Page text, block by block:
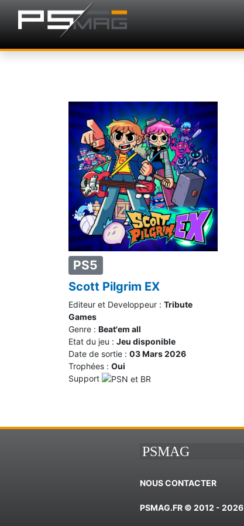
PS5
Scott Pilgrim EX
Editeur et Developpeur : Tribute
Games
Genre : Beat'em all
Etat du jeu : Jeu disponible
Date de sortie : 03 Mars 2026
Trophées : Oui
Support
PSMAG
NOUS CONTACTER
PSMAG.FR © 2012 - 2026